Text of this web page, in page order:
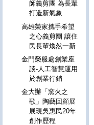
師義剪團 為長輩
打造新氣象
高雄榮家攜手希望
之心義剪團 讓住
民長輩煥然一新
金門榮服處創業座
談-人工智慧運用
於創業行銷
金大辦「窯火之
歌」陶藝回顧展
展現吳惠民20年
創作歷程